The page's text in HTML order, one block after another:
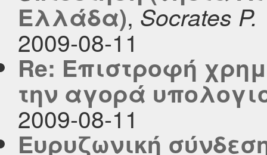
Ελλάδα),Socrates P.
2009-08-11
Re: Επιστροφή
την αγορά
2009-08-11
Ευρυζωνική